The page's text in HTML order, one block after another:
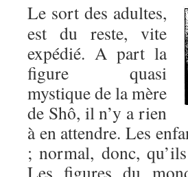
Le sort des adultes,
est du reste, vite
expédié. A part la
figure quasi
mystique de la mère
de Shô, il n’y a rien
à en attendre. Les
; normal, donc,
Les figures du